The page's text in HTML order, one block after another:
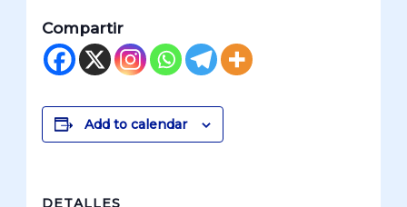
Compartir
Add to calendar
DETALLES